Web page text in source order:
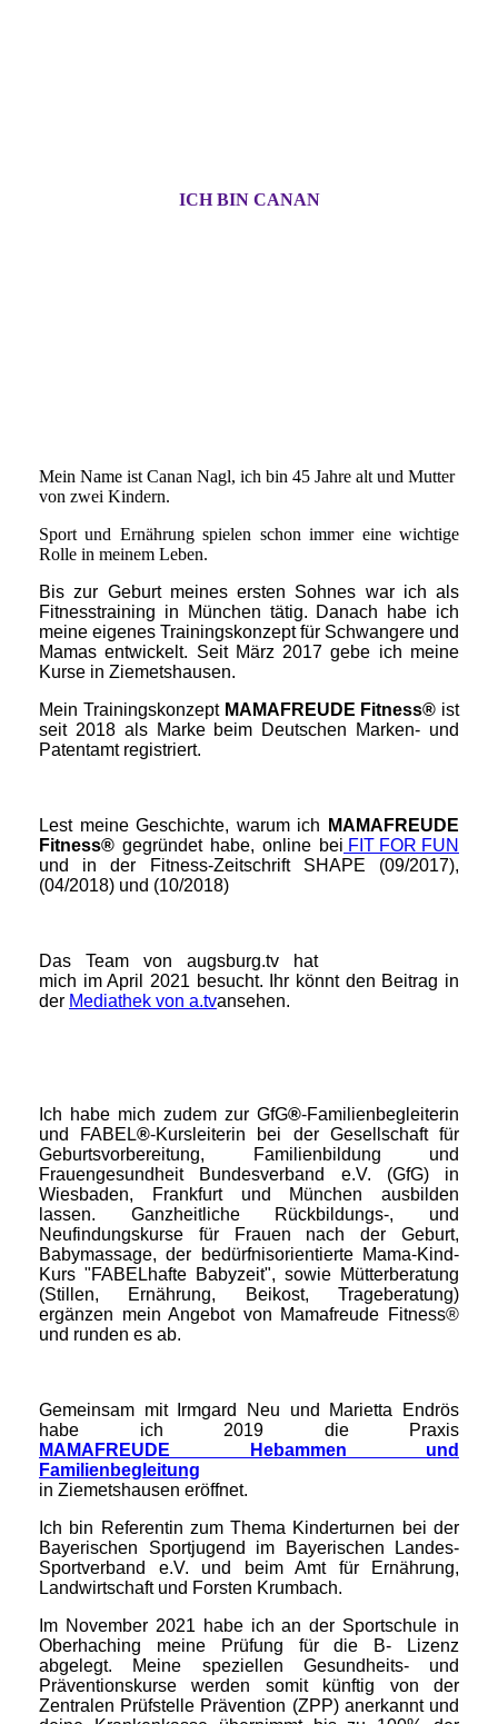
ICH BIN CANAN
Mein Name ist Canan Nagl, ich bin 45 Jahre alt und Mutter
von zwei Kindern.
Sport und Ernährung spielen schon immer eine wichtige
Rolle in meinem Leben.
Bis zur Geburt meines ersten Sohnes war ich als
Fitnesstraining in München tätig. Danach habe ich
meine eigenes Trainingskonzept für Schwangere und
Mamas entwickelt. Seit März 2017 gebe ich meine
Kurse in Ziemetshausen.
Mein Trainingskonzept MAMAFREUDE Fitness® ist
seit 2018 als Marke beim Deutschen Marken- und
Patentamt registriert.
Lest meine Geschichte, warum ich
MAMAFREUDE
Fitness® gegründet habe, online bei FIT FOR FUN
und in der Fitness-Zeitschrift SHAPE (09/2017),
(04/2018) und (10/2018)
Das Team von augsburg.tv hat
mich im April 2021 besucht. Ihr könnt den Beitrag in
der Mediathek von a.tvansehen.
Ich habe mich zudem zur GfG®-Familienbegleiterin
und FABEL®-Kursleiterin bei der Gesellschaft für
Geburtsvorbereitung, Familienbildung und
Frauengesundheit Bundesverband e.V. (GfG) in
Wiesbaden, Frankfurt und München ausbilden
lassen. Ganzheitliche Rückbildungs-, und
Neufindungskurse für Frauen nach der Geburt,
Babymassage, der bedürfnisorientierte Mama-Kind-
Kurs "FABELhafte Babyzeit", sowie Mütterberatung
(Stillen, Ernährung, Beikost, Trageberatung)
ergänzen mein Angebot von Mamafreude Fitness®
und runden es ab.
Gemeinsam mit Irmgard Neu und Marietta Endrös
habe ich 2019 die Praxis
MAMAFREUDE Hebammen und
Familienbegleitung
in Ziemetshausen eröffnet.
Ich bin Referentin zum Thema Kinderturnen bei der
Bayerischen Sportjugend im Bayerischen Landes-
Sportverband e.V. und beim Amt für Ernährung,
Landwirtschaft und Forsten Krumbach.
Im November 2021 habe ich an der Sportschule in
Oberhaching meine Prüfung für die B- Lizenz
abgelegt. Meine speziellen Gesundheits- und
Präventionskurse werden somit künftig von der
Zentralen Prüfstelle Prävention (ZPP) anerkannt und